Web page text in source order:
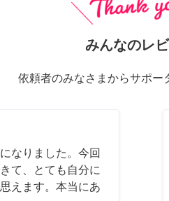
みんなのレ
依頼者のみなさまからサポー
なりました。今回
て、とても自分に
えます。本当にあ